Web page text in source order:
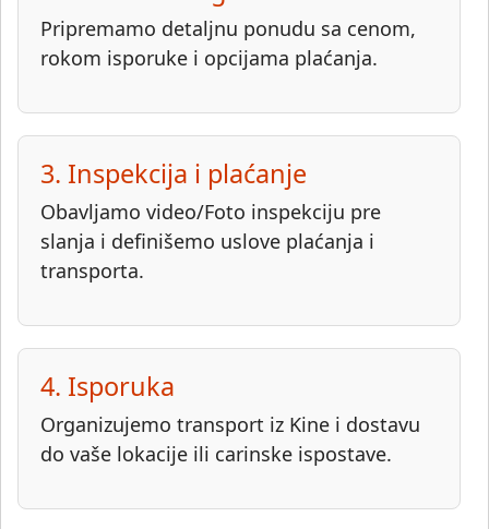
Pripremamo detaljnu ponudu sa cenom,
rokom isporuke i opcijama plaćanja.
3. Inspekcija i plaćanje
Obavljamo video/Foto inspekciju pre
slanja i definišemo uslove plaćanja i
transporta.
4. Isporuka
Organizujemo transport iz Kine i dostavu
do vaše lokacije ili carinske ispostave.